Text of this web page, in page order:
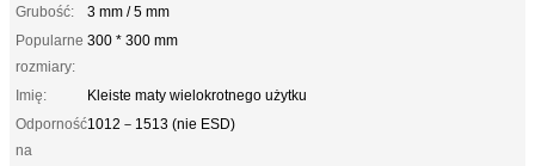
Grubość:
3 mm / 5 mm
Popularne
rozmiary:
300 * 300 mm
Imię:
Kleiste maty wielokrotnego użytku
Odporność
na
1012－1513 (nie ESD)